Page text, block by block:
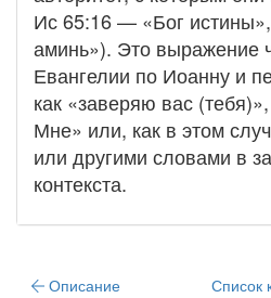
Ис 65:16 — «Бог истины»,
аминь»). Это выражение
Евангелии по Иоанну и
как «заверяю вас
Мне» или, как в этом
или другими словами в
контекста.
Описание Список